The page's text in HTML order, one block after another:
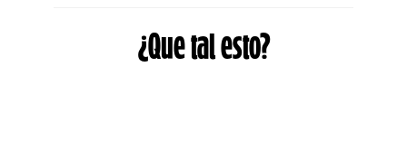
¿Que tal esto?